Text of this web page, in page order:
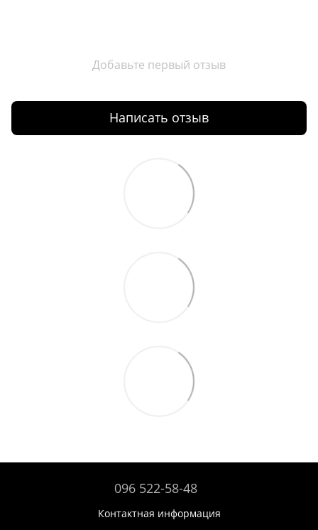
Добавьте первый отзыв
Написать отзыв
096 522-58-48
Контактная информация